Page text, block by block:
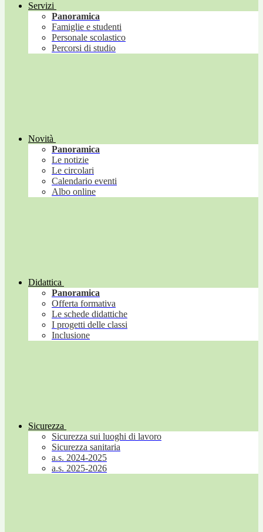
Servizi
Panoramica
Famiglie e studenti
Personale scolastico
Percorsi di studio
Novità
Panoramica
Le notizie
Le circolari
Calendario eventi
Albo online
Didattica
Panoramica
Offerta formativa
Le schede didattiche
I progetti delle classi
Inclusione
Sicurezza
Sicurezza sui luoghi di lavoro
Sicurezza sanitaria
a.s. 2024-2025
a.s. 2025-2026